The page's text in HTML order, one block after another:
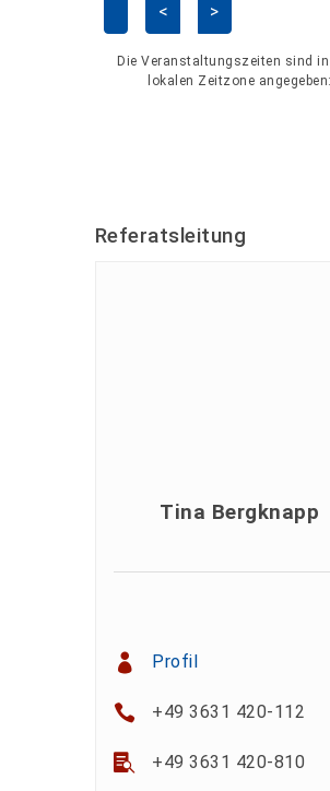
Kalender überspringen
< >
Die Veranstaltungszeiten sind
lokalen Zeitzone angegeben:
Referatsleitung
Tina Bergknapp
Profil
+49 3631 420-112
+49 3631 420-810